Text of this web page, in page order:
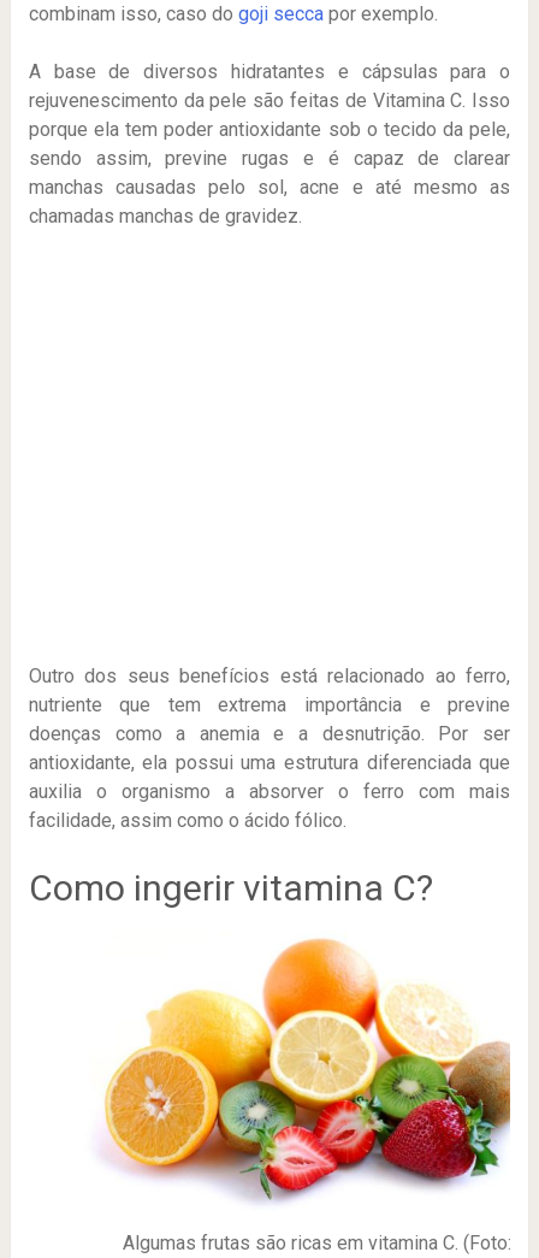
combinam isso, caso do goji seccapor exemplo.
A base de diversos hidratantes e cápsulas para o
rejuvenescimento da pele são feitas de Vitamina C. Isso
porque ela tem poder antioxidante sob o tecido da pele,
sendo assim, previne rugas e é capaz de clarear
manchas causadas pelo sol, acne e até mesmo as
chamadas manchas de gravidez.
Outro dos seus benefícios está relacionado ao ferro,
nutriente que tem extrema importância e previne
doenças como a anemia e a desnutrição. Por ser
antioxidante, ela possui uma estrutura diferenciada que
auxilia o organismo a absorver o ferro com mais
facilidade, assim como o ácido fólico.
Como ingerir vitamina C?
Algumas frutas são ricas em vitamina C. (Foto: